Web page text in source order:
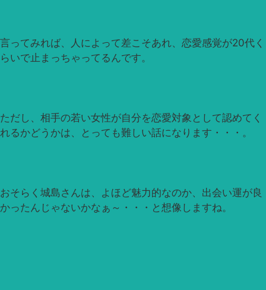
言ってみれば、人によって差こそあれ、恋愛感覚が20代く
らいで止まっちゃってるんです。
ただし、相手の若い女性が自分を恋愛対象として認めてく
れるかどうかは、とっても難しい話になります・・・。
おそらく城島さんは、よほど魅力的なのか、出会い運が良
かったんじゃないかなぁ～・・・と想像しますね。